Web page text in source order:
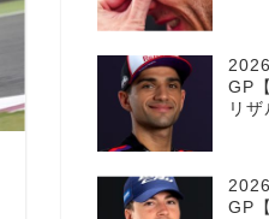
GP
リザ
GP